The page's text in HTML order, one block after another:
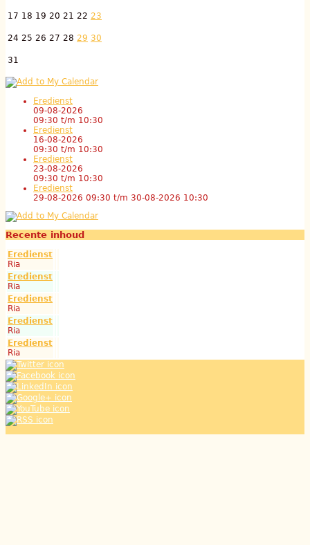
17 18 19 20 21 22 23
24 25 26 27 28 29 30
31
Eredienst
09-08-2026
09:30 t/m 10:30
Eredienst
16-08-2026
09:30 t/m 10:30
Eredienst
23-08-2026
09:30 t/m 10:30
Eredienst
29-08-2026 09:30 t/m 30-08-2026 10:30
Recente inhoud
Eredienst
Ria
Eredienst
Ria
Eredienst
Ria
Eredienst
Ria
Eredienst
Ria